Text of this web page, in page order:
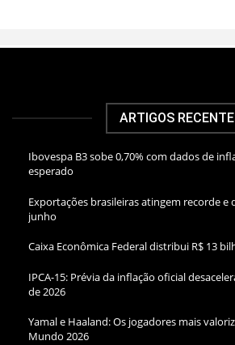
ARTIGOS
Ibovespa B3 sobe 0,70% com dados de
esperado
Exportações brasileiras atingem recorde e
junho
Caixa Econômica Federal distribui R$ 13
IPCA-15: Prévia da inflação oficial
de 2026
Yamal e Haaland: Os jogadores mais
Mundo 2026